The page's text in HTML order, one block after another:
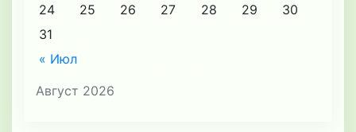
Август 2026
« Июл
24
25 26 27 28 29
30
31